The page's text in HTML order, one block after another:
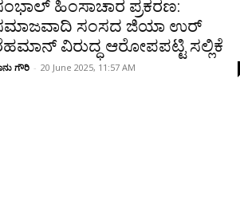
ಹಿಂಸಾಚಾರ ಪ್ರಕರಣ:
ಸಂಸದ ಜಿಯಾ ಉರ್
ವಿರುದ್ಧ ಆರೋಪಪಟ್ಟಿ ಸಲ್ಲಿಕೆ
ಗೌರಿ - 20 June 2025, 11:57 AM